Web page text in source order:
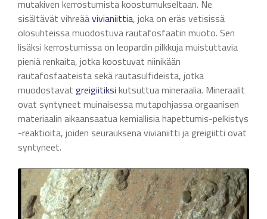
mutakiven kerrostumista koostumukseltaan. Ne
sisältävät vihreäävivianiittia, joka on eräs vetisissä
olosuhteissa muodostuva rautafosfaatin muoto. Sen
lisäksi kerrostumissa on leopardin pilkkuja muistuttavia
pieniä renkaita, jotka koostuvat niinikään
rautafosfaateista sekä rautasulfideista, jotka
muodostavat greigiitiksi kutsuttua mineraalia. Mineraalit
ovat syntyneet muinaisessa mutapohjassa orgaanisen
materiaalin aikaansaatua kemiallisia hapettumis-pelkistys
-reaktioita, joiden seurauksena vivianiitti ja greigiitti ovat
syntyneet.